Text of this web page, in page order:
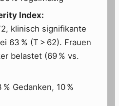
Index:
klinisch signifikante
63 % (T > 62). Frauen
belastet (69 % vs.
% Gedanken, 10 %